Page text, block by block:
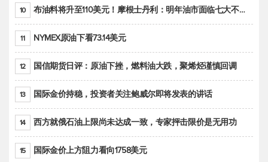
10 布油料将升至110美元！摩根士丹利：明年油市面临七大不确定性
11 NYMEX原油下看73.14美元
12 国信期货日评：原油下挫，燃料油大跌，聚烯烃谨慎回调
13 国际金价持稳，投资者关注鲍威尔即将发表的讲话
14 西方就俄石油上限尚未达成一致，专家抨击限价是无用功
15 国际金价上方阻力看向1758美元